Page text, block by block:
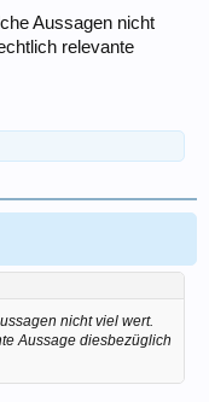
Aussagen nicht
relevante
nicht viel wert.
Aussage diesbezüglich